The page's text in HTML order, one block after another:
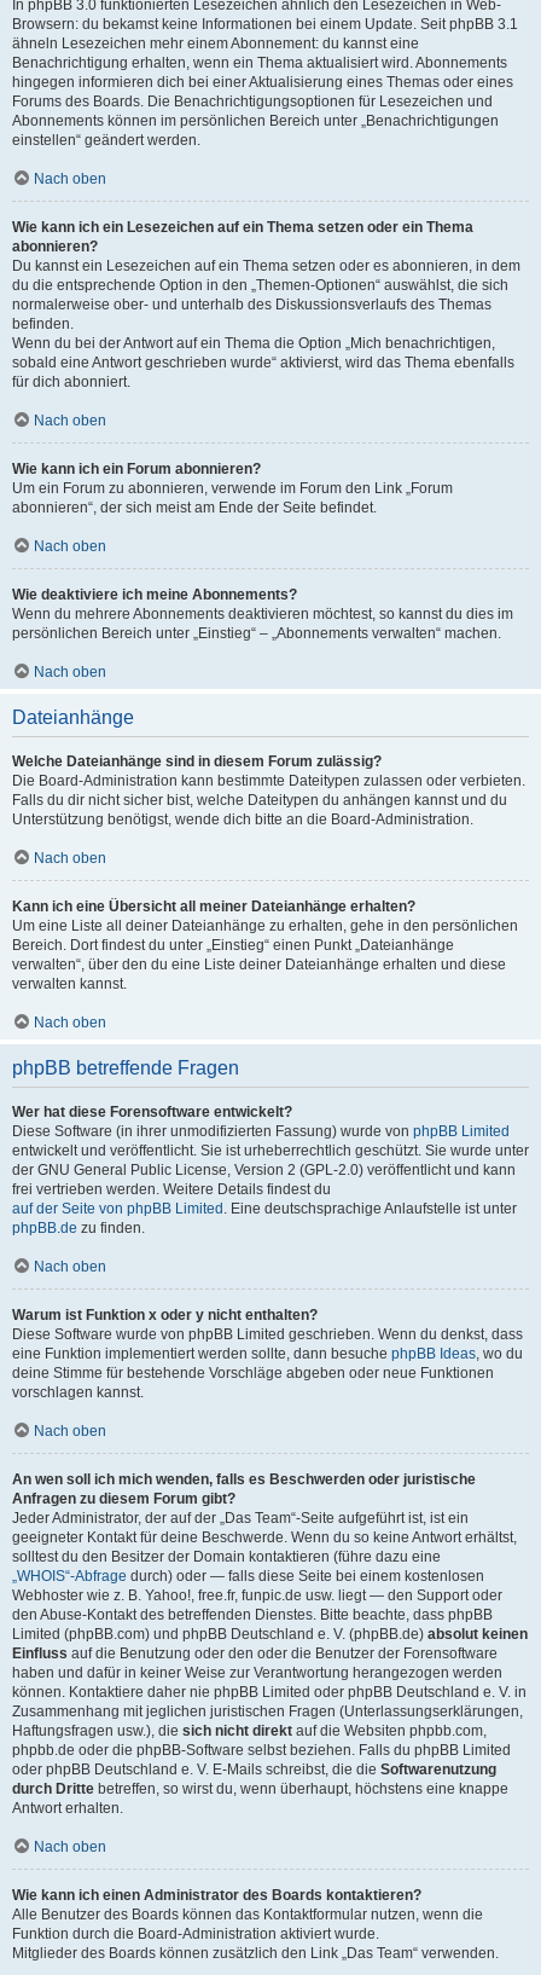
In phpBB 3.0 funktionierten Lesezeichen ähnlich den Lesezeichen in Web-
Browsern: du bekamst keine Informationen bei einem Update. Seit phpBB 3.1
ähneln Lesezeichen mehr einem Abonnement: du kannst eine
Benachrichtigung erhalten, wenn ein Thema aktualisiert wird. Abonnements
hingegen informieren dich bei einer Aktualisierung eines Themas oder eines
Forums des Boards. Die Benachrichtigungsoptionen für Lesezeichen und
Abonnements können im persönlichen Bereich unter „Benachrichtigungen
einstellen“ geändert werden.
Nach oben
Wie kann ich ein Lesezeichen auf ein Thema setzen oder ein Thema
abonnieren?
Du kannst ein Lesezeichen auf ein Thema setzen oder es abonnieren, in dem
du die entsprechende Option in den „Themen-Optionen“ auswählst, die sich
normalerweise ober- und unterhalb des Diskussionsverlaufs des Themas
befinden.
Wenn du bei der Antwort auf ein Thema die Option „Mich benachrichtigen,
sobald eine Antwort geschrieben wurde“ aktivierst, wird das Thema ebenfalls
für dich abonniert.
Nach oben
Wie kann ich ein Forum abonnieren?
Um ein Forum zu abonnieren, verwende im Forum den Link „Forum
abonnieren“, der sich meist am Ende der Seite befindet.
Nach oben
Wie deaktiviere ich meine Abonnements?
Wenn du mehrere Abonnements deaktivieren möchtest, so kannst du dies im
persönlichen Bereich unter „Einstieg“ – „Abonnements verwalten“ machen.
Nach oben
Dateianhänge
Welche Dateianhänge sind in diesem Forum zulässig?
Die Board-Administration kann bestimmte Dateitypen zulassen oder verbieten.
Falls du dir nicht sicher bist, welche Dateitypen du anhängen kannst und du
Unterstützung benötigst, wende dich bitte an die Board-Administration.
Nach oben
Kann ich eine Übersicht all meiner Dateianhänge erhalten?
Um eine Liste all deiner Dateianhänge zu erhalten, gehe in den persönlichen
Bereich. Dort findest du unter „Einstieg“ einen Punkt „Dateianhänge
verwalten“, über den du eine Liste deiner Dateianhänge erhalten und diese
verwalten kannst.
Nach oben
phpBB betreffende Fragen
Wer hat diese Forensoftware entwickelt?
Diese Software (in ihrer unmodifizierten Fassung) wurde von phpBB Limited
entwickelt und veröffentlicht. Sie ist urheberrechtlich geschützt. Sie wurde unter
der GNU General Public License, Version 2 (GPL-2.0) veröffentlicht und kann
frei vertrieben werden. Weitere Details findest du
auf der Seite von phpBB Limited . Eine deutschsprachige Anlaufstelle ist unter
phpBB.de zu finden.
Nach oben
Warum ist Funktion x oder y nicht enthalten?
Diese Software wurde von phpBB Limited geschrieben. Wenn du denkst, dass
eine Funktion implementiert werden sollte, dann besuche phpBB Ideas, wo du
deine Stimme für bestehende Vorschläge abgeben oder neue Funktionen
vorschlagen kannst.
Nach oben
An wen soll ich mich wenden, falls es Beschwerden oder juristische
Anfragen zu diesem Forum gibt?
Jeder Administrator, der auf der „Das Team“-Seite aufgeführt ist, ist ein
geeigneter Kontakt für deine Beschwerde. Wenn du so keine Antwort erhältst,
solltest du den Besitzer der Domain kontaktieren (führe dazu eine
„WHOIS“-Abfrage durch) oder — falls diese Seite bei einem kostenlosen
Webhoster wie z. B. Yahoo!, free.fr, funpic.de usw. liegt — den Support oder
den Abuse-Kontakt des betreffenden Dienstes. Bitte beachte, dass phpBB
Limited (phpBB.com) und phpBB Deutschland e. V. (phpBB.de) absolut keinen
Einfluss auf die Benutzung oder den oder die Benutzer der Forensoftware
haben und dafür in keiner Weise zur Verantwortung herangezogen werden
können. Kontaktiere daher nie phpBB Limited oder phpBB Deutschland e. V. in
Zusammenhang mit jeglichen juristischen Fragen (Unterlassungserklärungen,
Haftungsfragen usw.), die sich nicht direkt auf die Websiten phpbb.com,
phpbb.de oder die phpBB-Software selbst beziehen. Falls du phpBB Limited
oder phpBB Deutschland e. V. E-Mails schreibst, die die Softwarenutzung
durch Dritte betreffen, so wirst du, wenn überhaupt, höchstens eine knappe
Antwort erhalten.
Nach oben
Wie kann ich einen Administrator des Boards kontaktieren?
Alle Benutzer des Boards können das Kontaktformular nutzen, wenn die
Funktion durch die Board-Administration aktiviert wurde.
Mitglieder des Boards können zusätzlich den Link „Das Team“ verwenden.